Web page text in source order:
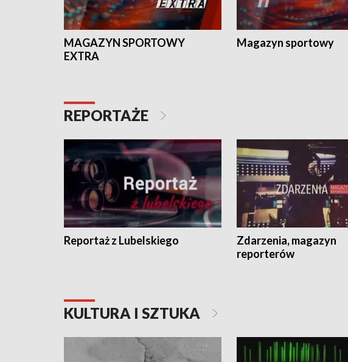
MAGAZYN SPORTOWY
EXTRA
Magazyn sportowy
REPORTAŻE
Reportaż z Lubelskiego
Zdarzenia, magazyn
reporterów
KULTURA I SZTUKA